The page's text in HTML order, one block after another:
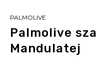
PALMOLIVE
Palmolive
Mandulatej